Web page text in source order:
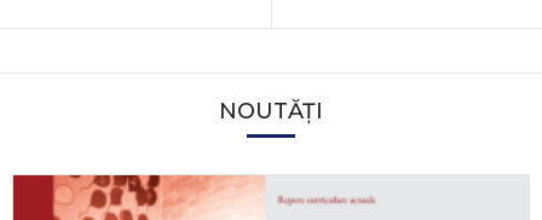
NOUTĂȚI